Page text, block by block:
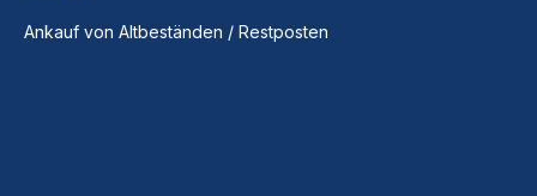
Ankauf von Altbeständen / Restposten